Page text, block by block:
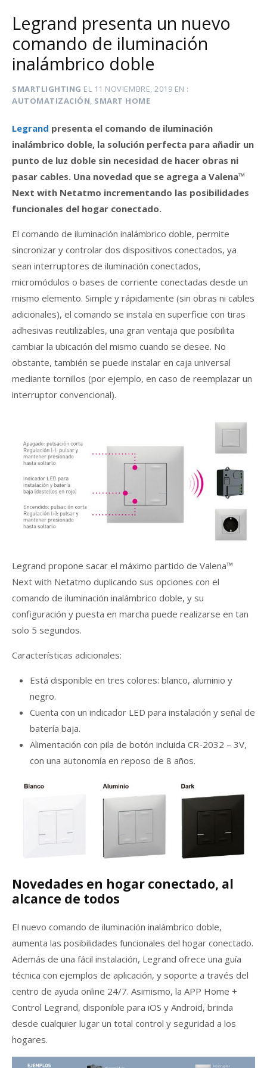
Legrand presenta un nuevo
comando de iluminación
inalámbrico doble
SMARTLIGHTING EL 11 NOVIEMBRE, 2019 EN
AUTOMATIZACIÓN, SMART HOME
Legrand presenta el comando de iluminación
inalámbrico doble, la solución perfecta para añadir un
punto de luz doble sin necesidad de hacer obras ni
pasar cables. Una novedad que se agrega a Valena™
Next with Netatmo incrementando las posibilidades
funcionales del hogar conectado.
El comando de iluminación inalámbrico doble, permite
sincronizar y controlar dos dispositivos conectados, ya
sean interruptores de iluminación conectados,
micromódulos o bases de corriente conectadas desde un
mismo elemento. Simple y rápidamente (sin obras ni cables
adicionales), el comando se instala en superficie con tiras
adhesivas reutilizables, una gran ventaja que posibilita
cambiar la ubicación del mismo cuando se desee. No
obstante, también se puede instalar en caja universal
mediante tornillos (por ejemplo, en caso de reemplazar un
interruptor convencional).
Legrand propone sacar el máximo partido de Valena™
Next with Netatmo duplicando sus opciones con el
comando de iluminación inalámbrico doble, y su
configuración y puesta en marcha puede realizarse en tan
solo 5 segundos.
Características adicionales:
Está disponible en tres colores: blanco, aluminio y
negro.
Cuenta con un indicador LED para instalación y señal de
batería baja.
Alimentación con pila de botón incluida CR-2032 – 3V,
con una autonomía en reposo de 8 años.
Novedades en hogar conectado, al
alcance de todos
El nuevo comando de iluminación inalámbrico doble,
aumenta las posibilidades funcionales del hogar conectado.
Además de una fácil instalación, Legrand ofrece una guía
técnica con ejemplos de aplicación, y soporte a través del
centro de ayuda online 24/7. Asimismo, la APP Home +
Control Legrand, disponible para iOS y Android, brinda
desde cualquier lugar un total control y seguridad a los
hogares.